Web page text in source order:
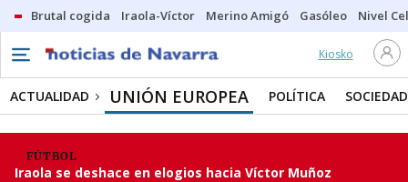
Brutal cogida Iraola-Víctor Merino Amigó Gasóleo Nivel
Kiosko
ACTUALIDAD UNIÓN EUROPEA POLÍTICA SOCIEDAD
FÚTBOL
Iraola se deshace en elogios hacia Víctor Muñoz